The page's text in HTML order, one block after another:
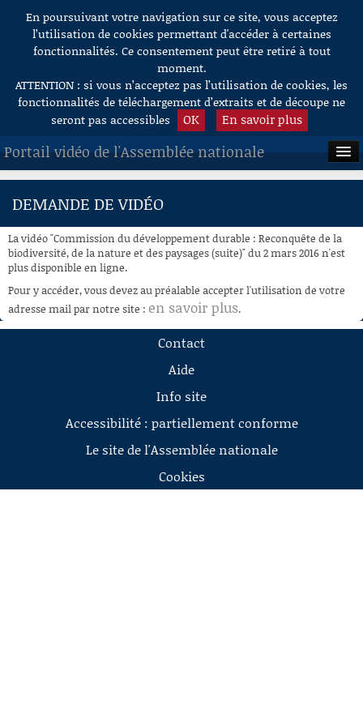
Aller au contenu
En poursuivant votre navigation sur ce site, vous acceptez
l’utilisation de cookies permettant d'accéder à certaines
fonctionnalités. Ce consentement peut être retiré à tout
moment.
ATTENTION : si vous n’acceptez pas l’utilisation de cookies, les
fonctionnalités de téléchargement d’extraits et de découpe ne
seront pas accessibles
OK En savoir plus
Portail vidéo de l'Assemblée nationale
ACCUEIL
À LA DEMANDE
RECHERCHE
AIDE À LA DÉCOUPE
DE VIDÉOS
DEMANDE DE VIDÉO
La vidéo "Commission du développement durable : Reconquête de la
biodiversité, de la nature et des paysages (suite)" du 2 mars 2016 n'est
plus disponible en ligne.
Pour y accéder, vous devez au préalable accepter l'utilisation de votre
adresse mail par notre site : en savoir plus.
Contact
Aide
Info site
Accessibilité : partiellement conforme
Le site de l'Assemblée nationale
Cookies